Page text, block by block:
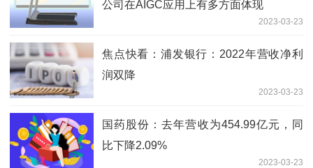
公司在AIGC应用上有多方面体现
2023-03-23
焦点快看：浦发银行：2022年营收净利
润双降
2023-03-23
国药股份：去年营收为454.99亿元，同
比下降2.09%
2023-03-23